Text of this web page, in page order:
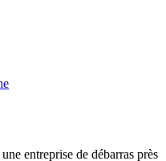
entreprise de débarras près